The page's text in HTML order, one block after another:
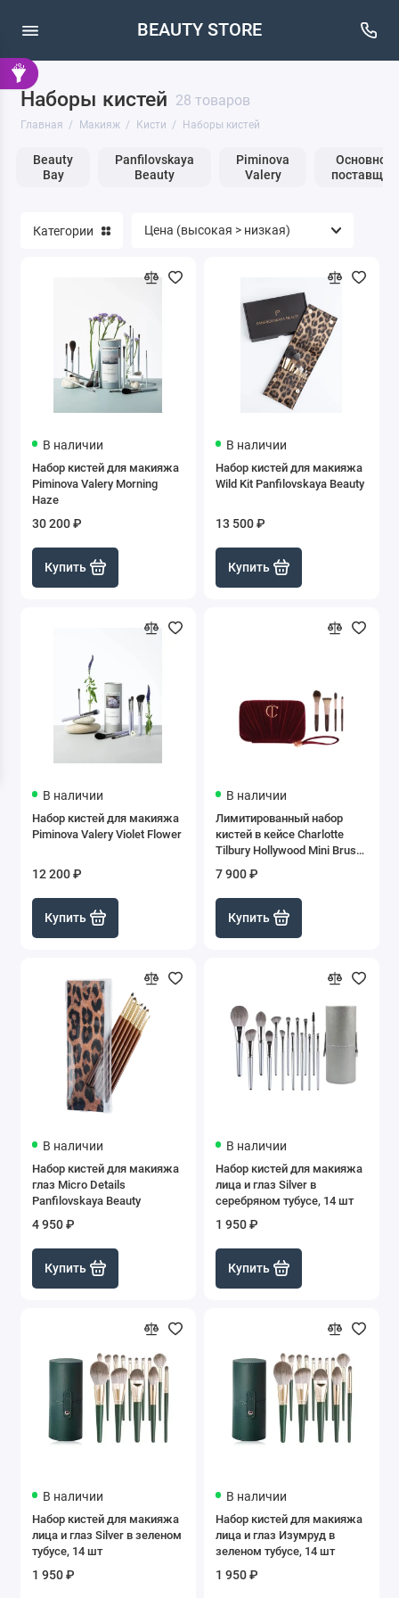
BEAUTY STORE
Наборы кистей 28 товаров
Главная Макияж Кисти Наборы кистей
Beauty
Bay
Panfilovskaya
Beauty
Piminova
Valery
Основной
поставщик
Кисти
Макияж глаз
Категории
В наличии
Набор кистей для макияжа
Piminova Valery Morning
Haze
30 200 ₽
Купить
В наличии
Набор кистей для макияжа
Wild Kit Panfilovskaya Beauty
13 500 ₽
Купить
В наличии
Набор кистей для макияжа
Piminova Valery Violet Flower
12 200 ₽
Купить
В наличии
Лимитированный набор
кистей в кейсе Charlotte
Tilbury Hollywood Mini Brush
7 900 ₽
Купить
В наличии
Набор кистей для макияжа
глаз Micro Details
Panfilovskaya Beauty
4 950 ₽
Купить
В наличии
Набор кистей для макияжа
лица и глаз Silver в
серебряном тубусе, 14 шт
1 950 ₽
Купить
В наличии
Набор кистей для макияжа
лица и глаз Silver в зеленом
тубусе, 14 шт
1 950 ₽
В наличии
Набор кистей для макияжа
лица и глаз Изумруд в
зеленом тубусе, 14 шт
1 950 ₽